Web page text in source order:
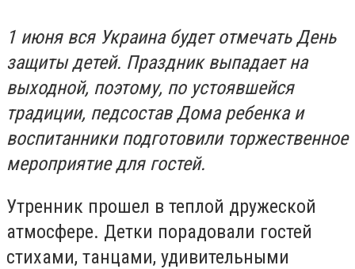
1 июня вся Украина будет отмечать День
защиты детей. Праздник выпадает на
выходной, поэтому, по устоявшейся
традиции, педсостав Дома ребенка и
воспитанники подготовили торжественное
мероприятие для гостей.
Утренник прошел в теплой дружеской
атмосфере. Детки порадовали гостей
стихами, танцами, удивительными